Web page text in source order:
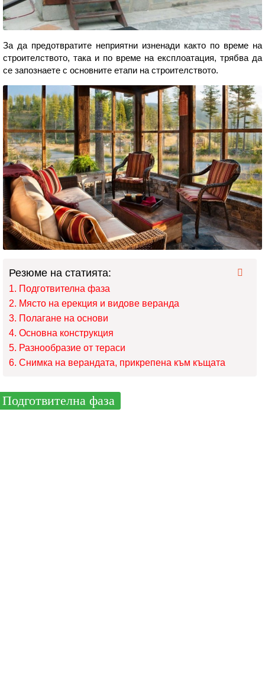
За да предотвратите неприятни изненади както по време на
строителството, така и по време на експлоатация, трябва да
се запознаете с основните етапи на строителството.
Резюме на статията:
Подготвителна фаза
Място на ерекция и видове веранда
Полагане на основи
Основна конструкция
Разнообразие от тераси
Снимка на верандата, прикрепена към къщата
Подготвителна фаза